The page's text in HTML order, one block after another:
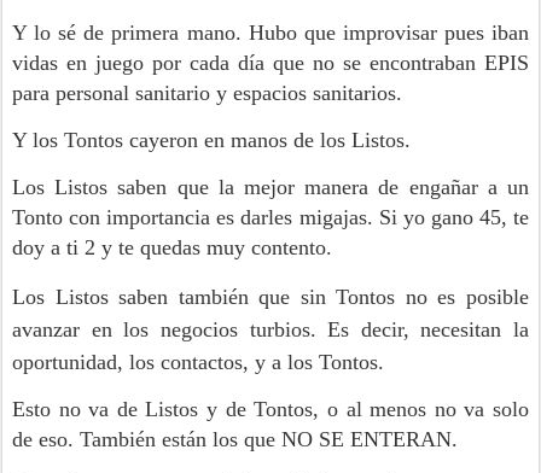
Y lo sé de primera mano. Hubo que improvisar pues iban
vidas en juego por cada día que no se encontraban EPIS
para personal sanitario y espacios sanitarios.
Y los Tontos cayeron en manos de los Listos.
Los Listos saben que la mejor manera de engañar a un
Tonto con importancia es darles migajas. Si yo gano 45, te
doy a ti 2 y te quedas muy contento.
Los Listos saben también que sin Tontos no es posible
avanzar en los negocios turbios.Es decir, necesitan la
oportunidad, los contactos, y a los Tontos.
Esto no va de Listos y de Tontos, o al menos no va solo
de eso. También están los que NO SE ENTERAN.